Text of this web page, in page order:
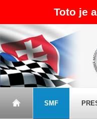
Toto je
SMF